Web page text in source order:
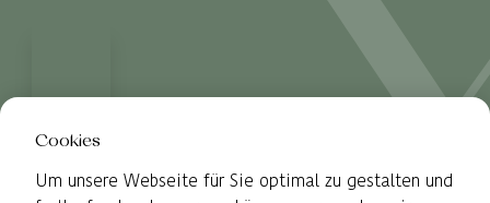
Cookies
Um unsere Webseite für Sie optimal zu gestalten und